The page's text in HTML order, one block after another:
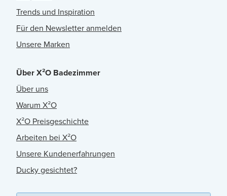
Trends und Inspiration
Für den Newsletter anmelden
Unsere Marken
Über X²O Badezimmer
Über uns
Warum X²O
X²O Preisgeschichte
Arbeiten bei X²O
Unsere Kundenerfahrungen
Ducky gesichtet?